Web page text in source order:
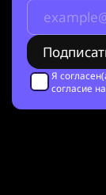
Я
согласие